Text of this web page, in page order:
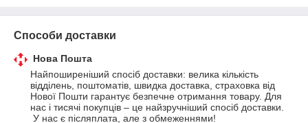
Способи доставки
Нова Пошта
Найпоширеніший спосіб доставки: велика кількість
відділень, поштоматів, швидка доставка, страховка від
Нової Пошти гарантує безпечне отримання товару. Для
нас і тисячі покупців – це найзручніший спосіб доставки.